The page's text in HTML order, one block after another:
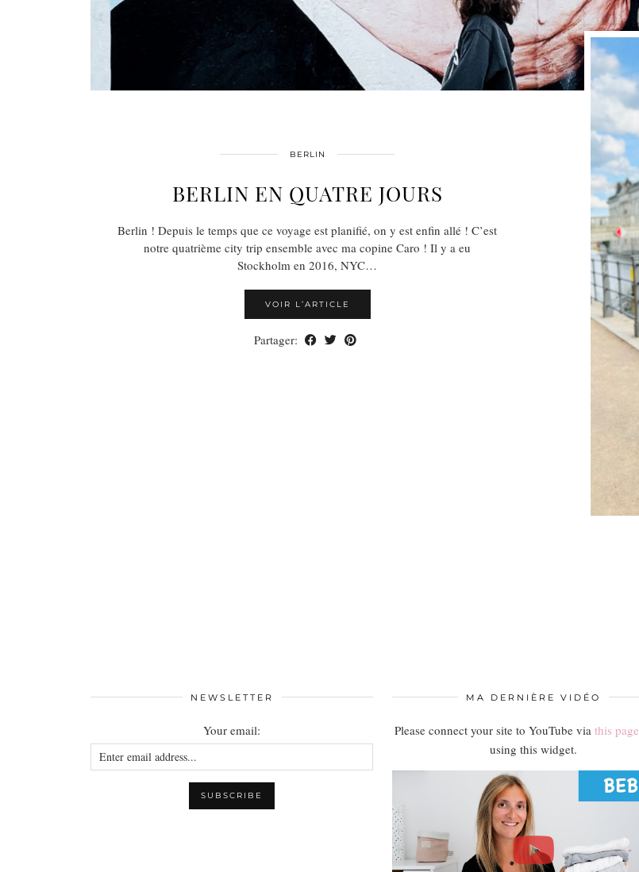
BERLIN
BERLIN EN QUATRE JOURS
Berlin ! Depuis le temps que ce voyage est planifié, on y est enfin allé ! C’est
notre quatrième city trip ensemble avec ma copine Caro ! Il y a eu
Stockholm en 2016, NYC…
VOIR L’ARTICLE
Partager:
NEWSLETTER
Your email:
MA DERNIÈRE VIDÉO
Please connect your site to YouTube via this page
using this widget.